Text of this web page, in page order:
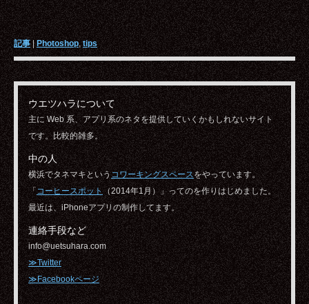
記事|Photoshop,tips
ウエツハラについて
主に Web 系、アプリ系のネタを提供していくかもしれないサイト
です。比較的雑多。
中の人
横浜でタネマキというコワーキングスペースをやっています。
「コーヒースポット（2014年1月）」ってのを作りはじめました。
最近は、iPhoneアプリの制作してます。
連絡手段など
info@uetsuhara.com
≫Twitter
≫Facebookページ